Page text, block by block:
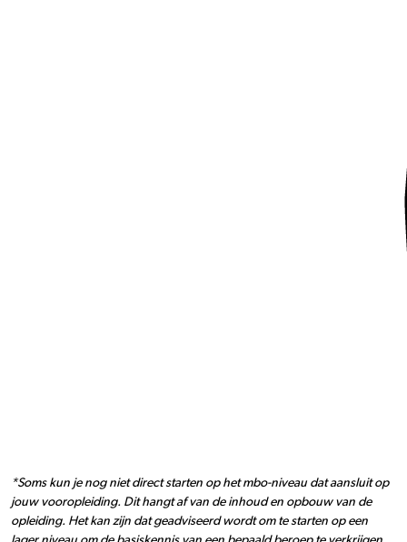
*Soms kun je nog niet direct starten op het mbo-niveau dat aansluit op
jouw vooropleiding. Dit hangt af van de inhoud en opbouw van de
opleiding. Het kan zijn dat geadviseerd wordt om te starten op een